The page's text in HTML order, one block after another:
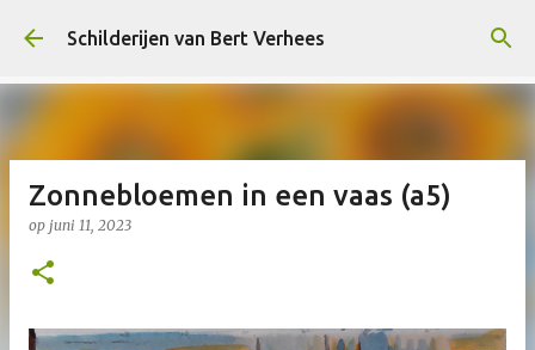
Doorgaan naar hoofdcontent
Schilderijen van Bert Verhees
Zonnebloemen in een vaas (a5)
op juni 11, 2023